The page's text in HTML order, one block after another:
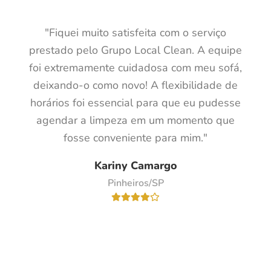
"Fiquei muito satisfeita com o serviço
prestado pelo Grupo Local Clean. A equipe
foi extremamente cuidadosa com meu sofá,
deixando-o como novo! A flexibilidade de
horários foi essencial para que eu pudesse
agendar a limpeza em um momento que
fosse conveniente para mim."
Kariny Camargo
Pinheiros/SP